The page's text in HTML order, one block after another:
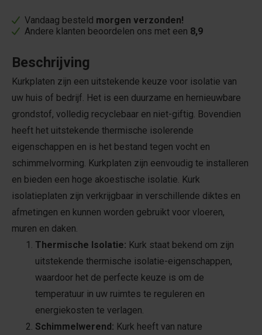
Vandaag besteld morgen verzonden!
Andere klanten beoordelen ons met een 8,9
Beschrijving
Kurkplaten zijn een uitstekende keuze voor isolatie van
uw huis of bedrijf. Het is een duurzame en hernieuwbare
grondstof, volledig recyclebaar en niet-giftig. Bovendien
heeft het uitstekende thermische isolerende
eigenschappen en is het bestand tegen vocht en
schimmelvorming. Kurkplaten zijn eenvoudig te installeren
en bieden een hoge akoestische isolatie. Kurk
isolatieplaten zijn verkrijgbaar in verschillende diktes en
afmetingen en kunnen worden gebruikt voor vloeren,
muren en daken.
Thermische Isolatie: Kurk staat bekend om zijn
uitstekende thermische isolatie-eigenschappen,
waardoor het de perfecte keuze is om de
temperatuur in uw ruimtes te reguleren en
energiekosten te verlagen.
Schimmelwerend: Kurk heeft van nature